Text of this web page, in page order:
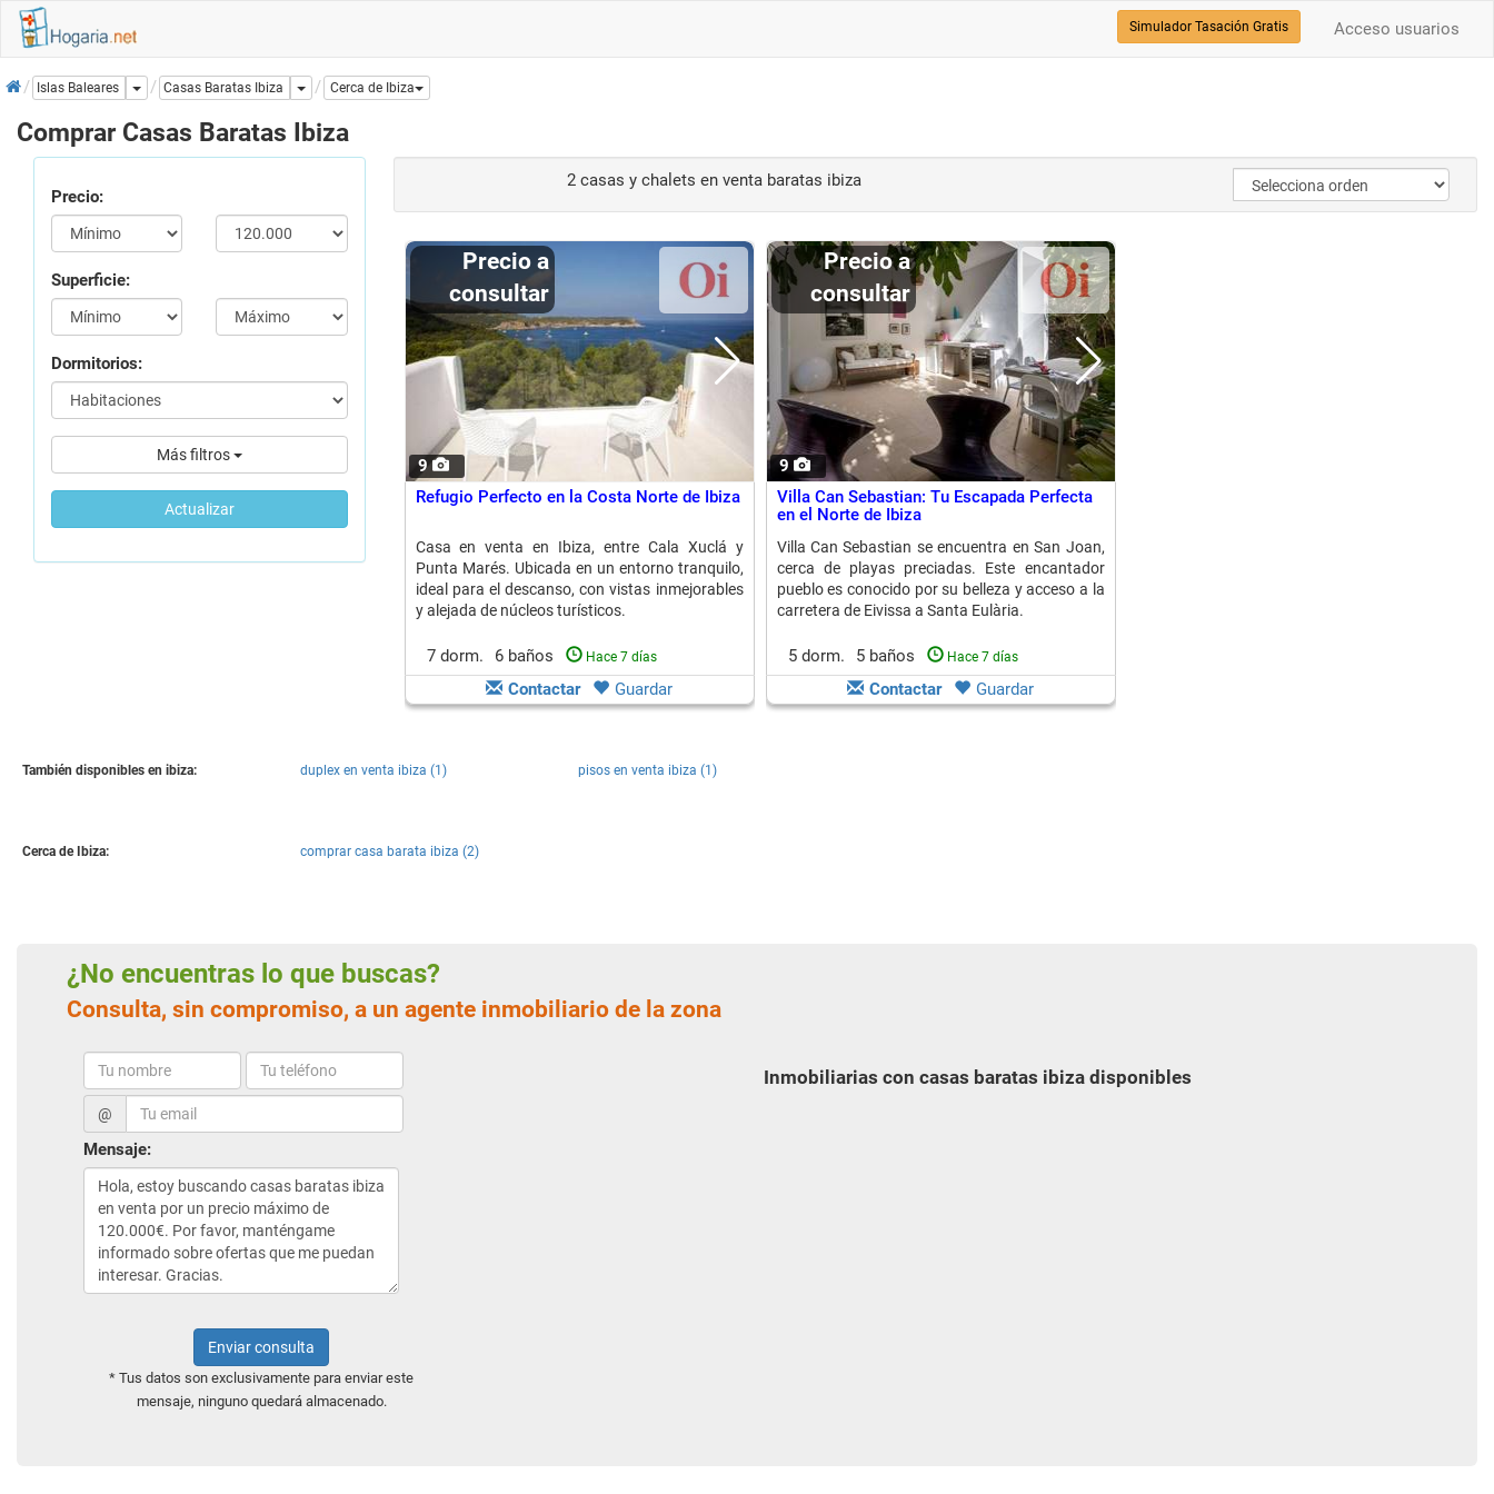
Acceso usuarios
Simulador Tasación Gratis
InicioIslas Baleares Dropdown
Casas Baratas Ibiza Dropdown
Cerca de Ibiza
Comprar Casas Baratas Ibiza
Precio:
Superficie:
Dormitorios:
Más filtros
Actualizar
2 casas y chalets en venta baratas ibiza
9
Precio a
consultar
Refugio Perfecto en la Costa Norte de Ibiza
Casa en venta en Ibiza, entre Cala Xuclá y
Punta Marés. Ubicada en un entorno tranquilo,
ideal para el descanso, con vistas inmejorables
y alejada de núcleos turísticos.
7 dorm. 6 baños Hace 7 días
Contactar Guardar
9
Precio a
consultar
Villa Can Sebastian: Tu Escapada Perfecta
en el Norte de Ibiza
Villa Can Sebastian se encuentra en San Joan,
cerca de playas preciadas. Este encantador
pueblo es conocido por su belleza y acceso a la
carretera de Eivissa a Santa Eulària.
5 dorm. 5 baños Hace 7 días
Contactar Guardar
También disponibles en ibiza: duplex en venta ibiza (1) pisos en venta ibiza (1)
Cerca de Ibiza: comprar casa barata ibiza (2)
¿No encuentras lo que buscas?
Consulta, sin compromiso, a un agente inmobiliario de la zona
@
Mensaje:
Enviar consulta
* Tus datos son exclusivamente para enviar este
mensaje, ninguno quedará almacenado.
Inmobiliarias con casas baratas ibiza disponibles